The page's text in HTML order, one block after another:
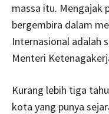
massa itu. Mengajak
bergembira dalam
Internasional adalah
Menteri
Kurang lebih tiga
kota yang punya